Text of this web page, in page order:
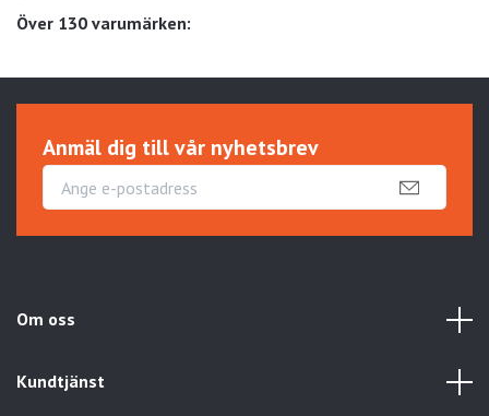
Över 130 varumärken:
Anmäl dig till vår nyhetsbrev
Om oss
Kundtjänst